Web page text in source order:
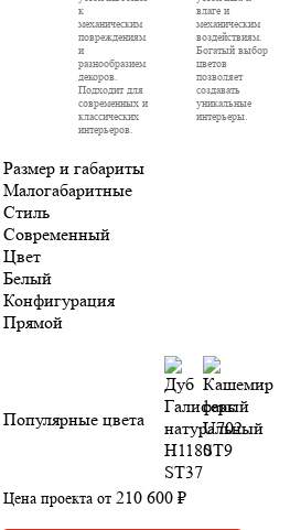
к
механическим
повреждениям
и
разнообразием
декоров.
Подходит для
современных и
классических
интерьеров.
влаге и
механическим
воздействиям.
Богатый выбор
цветов
позволяет
создавать
уникальные
интерьеры.
Размер и габариты
Малогабаритные
Стиль
Современный
Цвет
Белый
Конфигурация
Прямой
Популярные цвета
Цена проекта от 210 600 ₽